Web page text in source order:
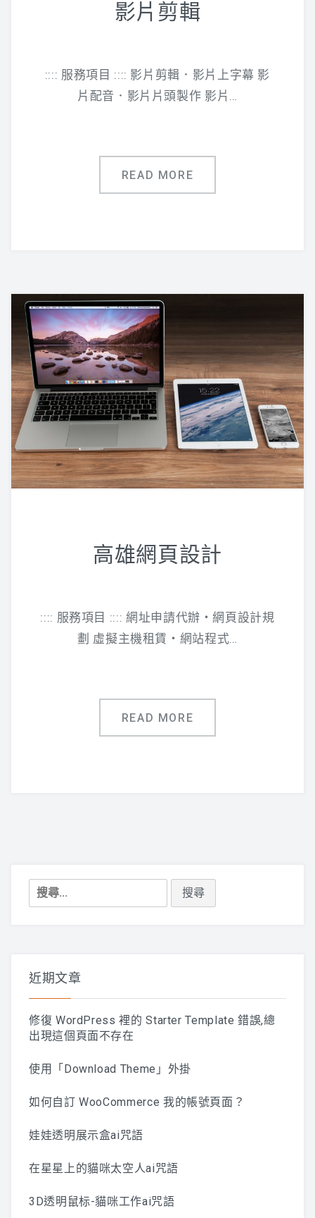
影片剪輯
:::: 服務項目 :::: 影片剪輯．影片上字幕 影
片配音．影片片頭製作 影片…
READ MORE
高雄網頁設計
:::: 服務項目 :::: 網址申請代辦‧網頁設計規
劃 虛擬主機租賃‧網站程式…
READ MORE
搜
尋
近期文章
修復 WordPress 裡的 Starter Template 錯誤,總
出現這個頁面不存在
使用「Download Theme」外掛
如何自訂 WooCommerce 我的帳號頁面？
娃娃透明展示盒ai咒語
在星星上的貓咪太空人ai咒語
3D透明鼠标-貓咪工作ai咒語